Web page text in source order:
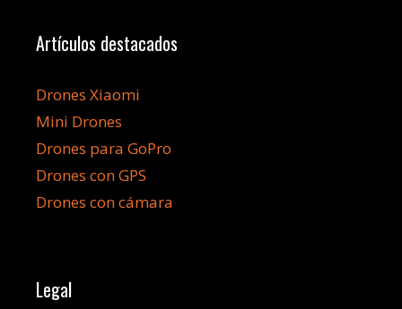
Artículos destacados
Drones Xiaomi
Mini Drones
Drones para GoPro
Drones con GPS
Drones con cámara
Legal